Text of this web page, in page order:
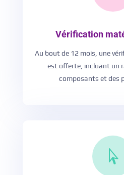
Vérification
Au bout de 12 mois, une
est offerte, incluant un
composants et des
